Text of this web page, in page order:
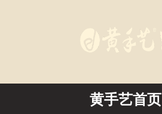
黄手艺首页